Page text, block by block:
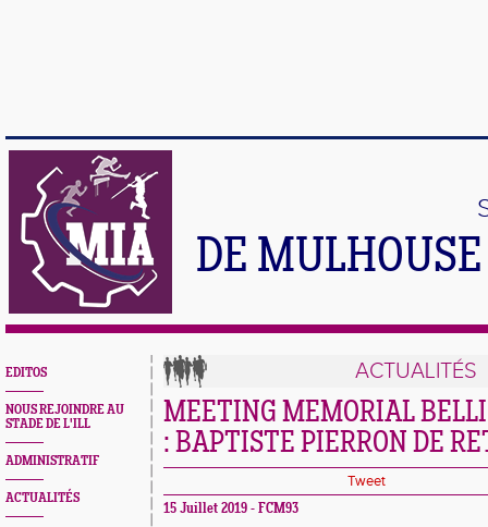
DE
EDITOS
NOUS REJOINDRE AU
STADE DE L'ILL
ADMINISTRATIF
ACTUALITÉS
ACTUALITÉS
MEETING MEMORIAL
: BAPTISTE PIERRON DE
Tweet
15 Juillet 2019 - FCM93